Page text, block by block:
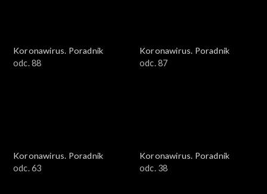
Koronawirus. Poradnik
odc. 88
Koronawirus. Poradnik
odc. 87
Koronawirus. Poradnik
odc. 63
Koronawirus. Poradnik
odc. 38